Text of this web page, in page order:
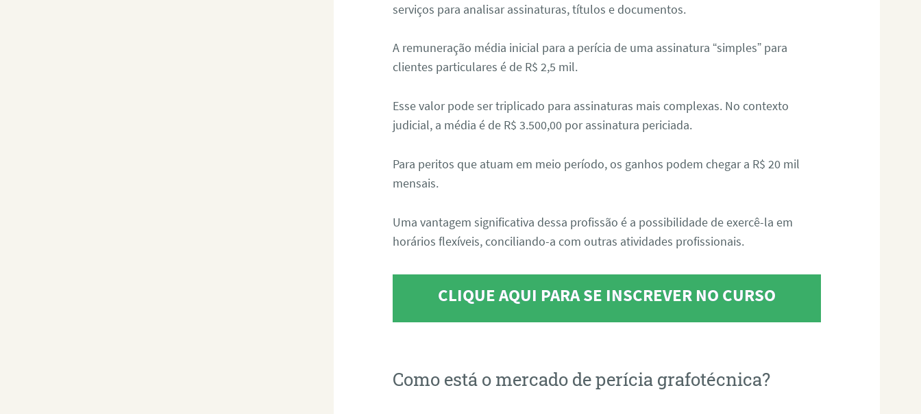
serviços para analisar assinaturas, títulos e documentos.
A remuneração média inicial para a perícia de uma assinatura “simples” para
clientes particulares é de R$ 2,5 mil.
Esse valor pode ser triplicado para assinaturas mais complexas. No contexto
judicial, a média é de R$ 3.500,00 por assinatura periciada.
Para peritos que atuam em meio período, os ganhos podem chegar a R$ 20 mil
mensais.
Uma vantagem significativa dessa profissão é a possibilidade de exercê-la em
horários flexíveis, conciliando-a com outras atividades profissionais.
CLIQUE AQUI PARA SE INSCREVER NO CURSO
Como está o mercado de perícia grafotécnica?